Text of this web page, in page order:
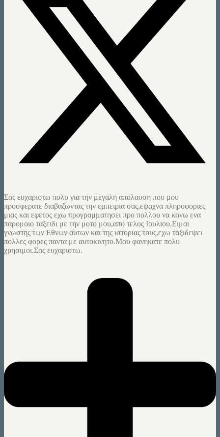
Σας ευχαριστω πολυ για την μεγαλη απολαυση που μου
προσφερατε διαβαζωντας την εμπειρια σας,εψαχνα πληροφοριες
μιας και εφετος εχω προγραμματησει προ πολλου να κανω ενα
παρομοιο ταξειδι με την μοτο μου,απο τελος Ιουλιου.Ειμαι
γνωστης των Εθνων αυτων και της ιστοριας τους,εχω ταξιδεψει
πολλες φορες παντα με αυτοκινητο.Μου φανηκατε πολυ
χρησιμοι.Σας ευχαριστω.